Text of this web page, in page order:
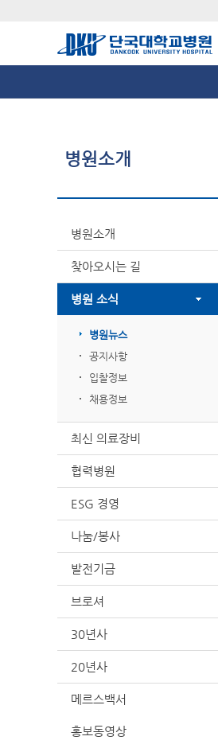
병원소개
병원소개
찾아오시는 길
병원 소식
병원뉴스
공지사항
입찰정보
채용정보
최신 의료장비
협력병원
ESG 경영
나눔/봉사
발전기금
브로셔
30년사
20년사
메르스백서
홍보동영상